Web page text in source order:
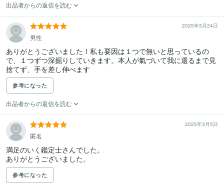
出品者からの返信を読む
2025年3月24日
男性
ありがとうございました！私も要因は１つで無いと思っているの
で、１つずつ深掘りしていきます。本人が氣づいて我に還るまで見
捨てず、手を差し伸べます
参考になった
出品者からの返信を読む
2025年3月5日
匿名
満足のいく鑑定士さんでした。
ありがとうございました。
参考になった